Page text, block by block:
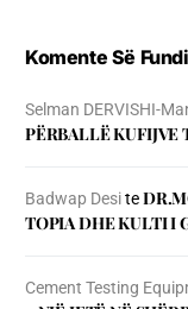
Komente Së Fundi
Selman DERVISHI-
PЁRBALLЁ KUFIJVE
Badwap Desite
TOPIA DHE KULTI I
Cement Testing